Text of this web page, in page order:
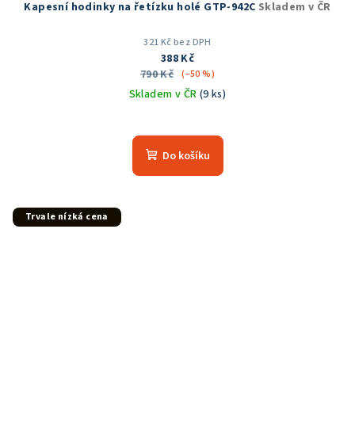
Kapesní hodinky na řetízku holé GTP-942C Skladem v ČR
321 Kč bez DPH
388 Kč
790 Kč (–50 %)
Skladem v ČR (9 ks)
Do košíku
Trvale nízká cena